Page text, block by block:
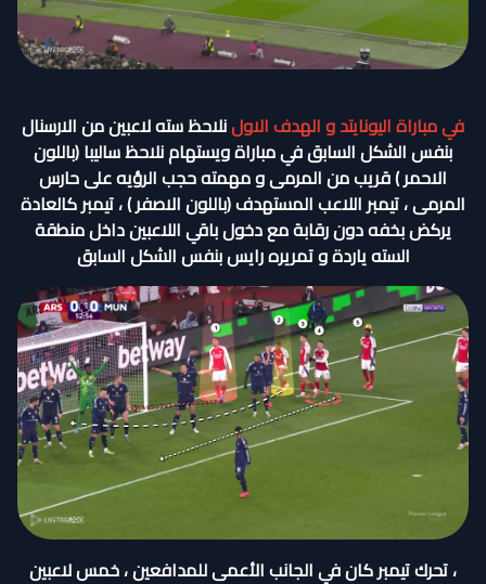
في مباراة اليونايتد و الهدف الاولنلاحظ سته لاعبين من الارسنال
بنفس الشكل السابق في مباراة ويستهام نلاحظ ساليبا (باللون
الاحمر ) قريب من المرمى و مهمته حجب الرؤيه على حارس
المرمى ، تيمبر اللاعب المستهدف (باللون الاصفر ) ، تيمبر كالعادة
يركض بخفه دون رقابة مع دخول باقي اللاعبين داخل منطقة
السته ياردة و تمريره رايس بنفس الشكل السابق
، تحرك تيمبر كان في الجانب الأعمى للمدافعين ، خمس لاعبين